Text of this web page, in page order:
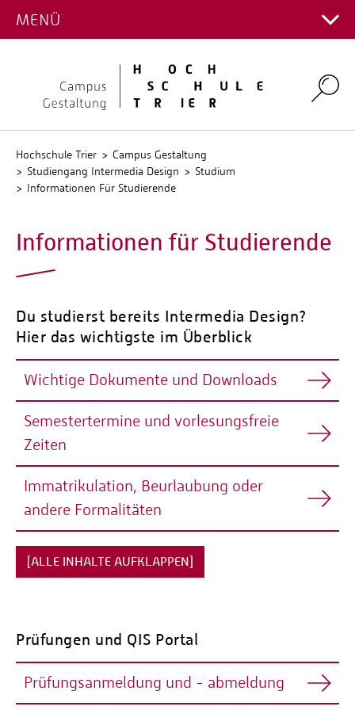
Hauptcampus
Umwelt-Campus Birkenfeld
Kontakt Fachrichtungen
Personalverzeichnis
Stellenangebote
QIS
MENÜ
Search
Hochschule Trier
Campus Gestaltung
Studiengang Intermedia Design
Studium
Informationen Für Studierende
Informationen für Studierende
Du studierst bereits Intermedia Design?
Hier das wichtigste im Überblick
Wichtige Dokumente und Downloads
Unter folgendem Link findest du alle wichtigen
Dokumente und Downloads:
http://orga.intermediadesign.de
Semestertermine und vorlesungsfreie
Zeiten
Alle Semestertermine & vorlesungsfreien Zeiten:
https://www.hochschule-
trier.de/hauptcampus/studium/informationen-
service/semestertermine/
Immatrikulation, Beurlaubung oder
andere Formalitäten
Fragen zur Immatrikulation, Beurlaubung oder andere
Formalitäten:
service/studienservice/
[ALLE INHALTE AUFKLAPPEN]
Prüfungen und QIS Portal
Prüfungsanmeldung und - abmeldung